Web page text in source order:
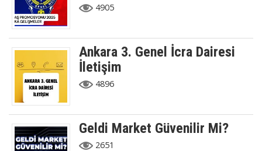
4905
Ankara 3. Genel İcra Dairesi
İletişim
4896
Geldi Market Güvenilir Mi?
2651